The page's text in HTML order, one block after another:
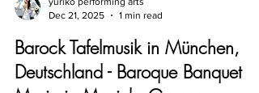
Dec 21, 2025
1 min read